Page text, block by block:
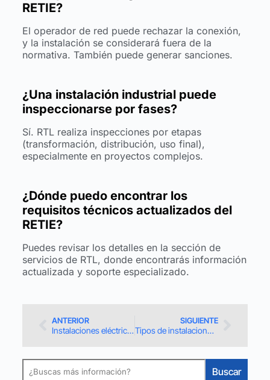
RETIE?
El operador de red puede rechazar la conexión,
y la instalación se considerará fuera de la
normativa. También puede generar sanciones.
¿Una instalación industrial puede
inspeccionarse por fases?
Sí. RTL realiza inspecciones por etapas
(transformación, distribución, uso final),
especialmente en proyectos complejos.
¿Dónde puedo encontrar los
requisitos técnicos actualizados del
RETIE?
Puedes revisar los detalles en la sección de
servicios de RTL, donde encontrarás información
actualizada y soporte especializado.
ANTERIOR
Instalaciones eléctricas industriales: Normativa RETIE 2024 y tipos
SIGUIENTE
Tipos de instalaciones eléctricas provisionales según el RETIE 2024
Buscar